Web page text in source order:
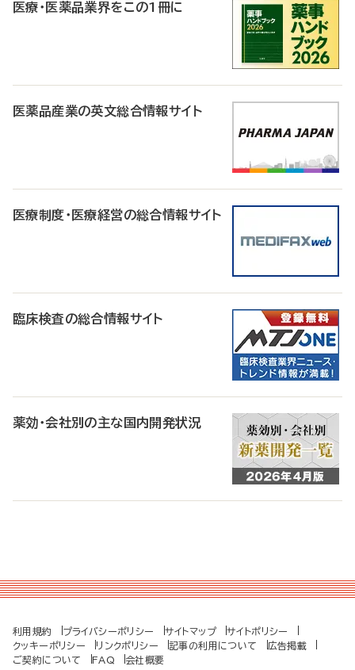
医療・医薬品業界をこの1冊に
医薬品産業の英文総合情報サイト
医療制度・医療経営の総合情報サイト
臨床検査の総合情報サイト
薬効・会社別の主な国内開発状況
利用規約 プライバシーポリシー サイトマップ
サイトポリシー
クッキーポリシー
リンクポリシー 記事の利用について
広告掲載
ご契約について
FAQ 会社概要